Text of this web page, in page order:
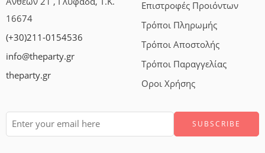
16674
(+30)211-0154536
info@theparty.gr
theparty.gr
Επιστροφές Προιόντων
Τρόποι Πληρωμής
Τρόποι Αποστολής
Τρόποι Παραγγελίας
Οροι Χρήσης